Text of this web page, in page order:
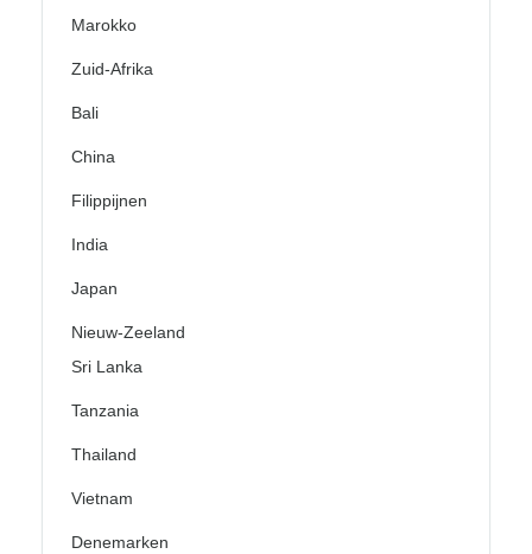
Marokko
Zuid-Afrika
Bali
China
Filippijnen
India
Japan
Nieuw-Zeeland
Sri Lanka
Tanzania
Thailand
Vietnam
Denemarken